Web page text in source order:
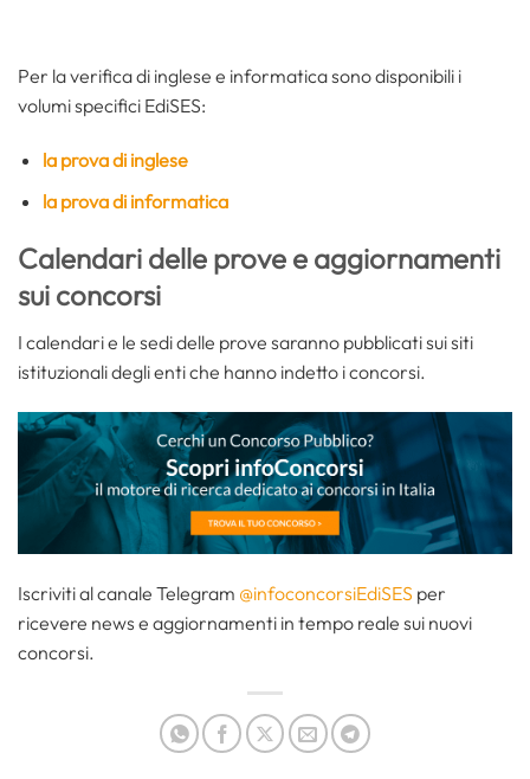
Per la verifica di inglese e informatica sono disponibili i
volumi specifici EdiSES:
la prova di inglese
la prova di informatica
Calendari delle prove e aggiornamenti
sui concorsi
I calendari e le sedi delle prove saranno pubblicati sui siti
istituzionali degli enti che hanno indetto i concorsi.
Iscriviti al canale Telegram @infoconcorsiEdiSES per
ricevere news e aggiornamenti in tempo reale sui nuovi
concorsi.